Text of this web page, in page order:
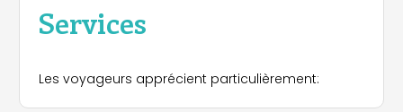
Services
Les voyageurs apprécient particulièrement: